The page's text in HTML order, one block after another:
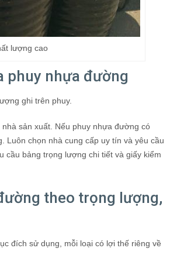
lượng cao
phuy nhựa đường
ghi trên phuy.
sản xuất. Nếu phuy nhựa đường có
Luôn chọn nhà cung cấp uy tín và yêu cầu
cầu bảng trọng lượng chi tiết và giấy kiểm
theo trọng lượng,
đích sử dụng, mỗi loại có lợi thế riêng về